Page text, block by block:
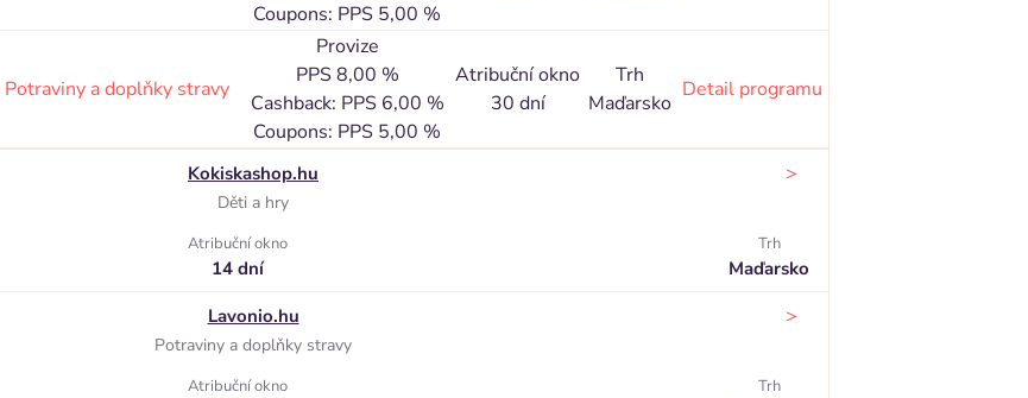
Coupons: PPS 5,00 %
Potraviny a doplňky stravy
Provize
PPS 8,00 %
Cashback: PPS 6,00 %
Coupons: PPS 5,00 %
Atribuční okno
30 dní
Trh
Maďarsko
Detail programu
Kokiskashop.hu
Děti a hry
>
Atribuční okno
14 dní
Trh
Maďarsko
Lavonio.hu
Potraviny a doplňky stravy
>
Atribuční okno Trh